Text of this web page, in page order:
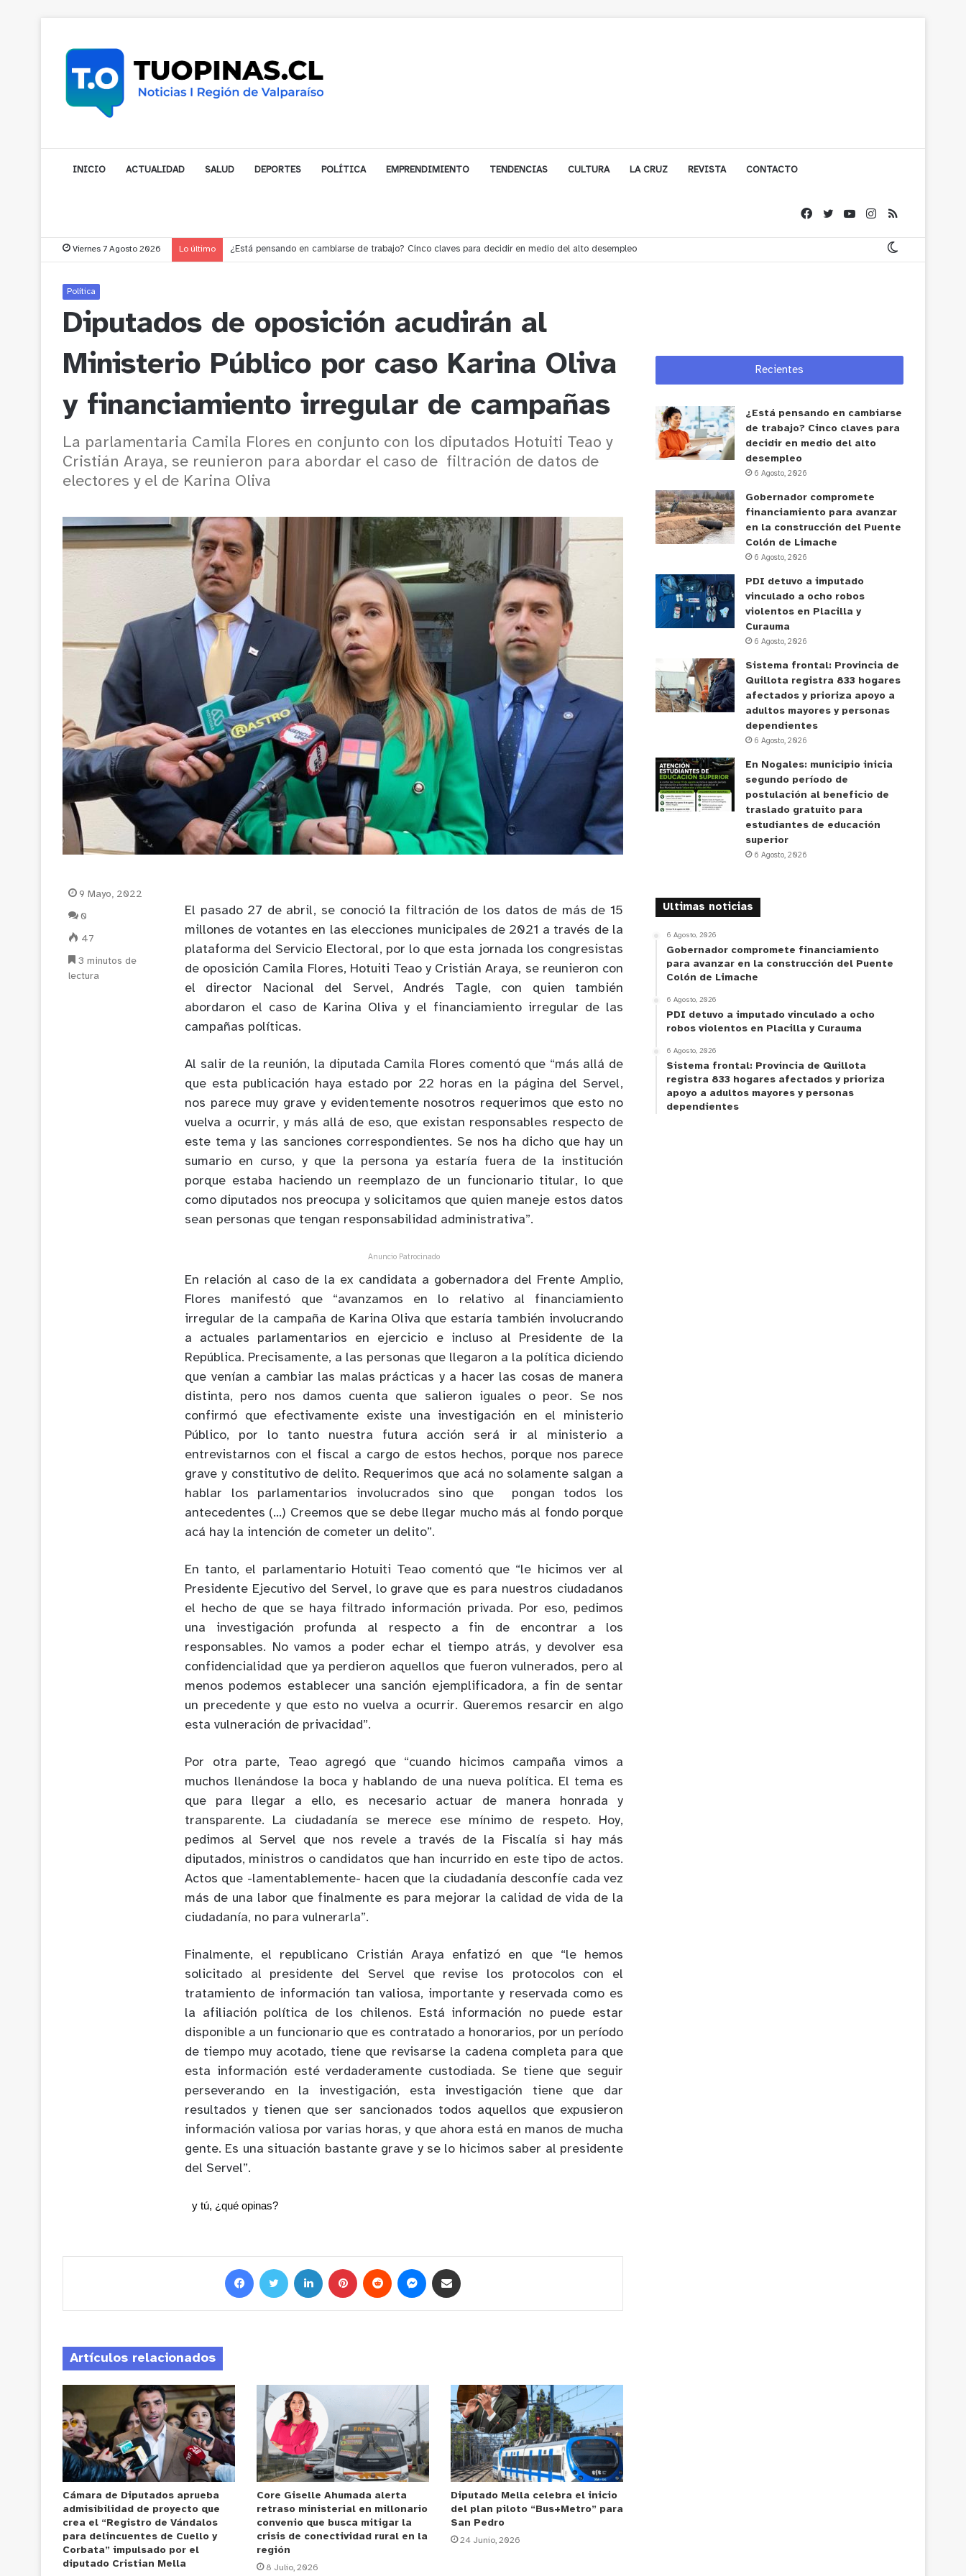
INICIO ACTUALIDAD SALUD DEPORTES POLÍTICA EMPRENDIMIENTO TENDENCIAS CULTURA LA CRUZ REVISTA CONTACTO
Viernes 7 Agosto 2026 Lo último Gobernador compromete financiamiento para avanzar en la construcción del Puente Colón de Limache
Política
Diputados de oposición acudirán al
Ministerio Público por caso Karina Oliva
y financiamiento irregular de campañas
La parlamentaria Camila Flores en conjunto con los diputados Hotuiti Teao y
Cristián Araya, se reunieron para abordar el caso de filtración de datos de
electores y el de Karina Oliva
El pasado 27 de abril, se conoció la filtración de los datos de más de 15
millones de votantes en las elecciones municipales de 2021 a través de la
plataforma del Servicio Electoral, por lo que esta jornada los congresistas
de oposición Camila Flores, Hotuiti Teao y Cristián Araya, se reunieron con
el director Nacional del Servel, Andrés Tagle, con quien también
abordaron el caso de Karina Oliva y el financiamiento irregular de las
campañas políticas.
Al salir de la reunión, la diputada Camila Flores comentó que “más allá de
que esta publicación haya estado por 22 horas en la página del Servel,
nos parece muy grave y evidentemente nosotros requerimos que esto no
vuelva a ocurrir, y más allá de eso, que existan responsables respecto de
este tema y las sanciones correspondientes. Se nos ha dicho que hay un
sumario en curso, y que la persona ya estaría fuera de la institución
porque estaba haciendo un reemplazo de un funcionario titular, lo que
como diputados nos preocupa y solicitamos que quien maneje estos datos
sean personas que tengan responsabilidad administrativa”.
Anuncio Patrocinado
En relación al caso de la ex candidata a gobernadora del Frente Amplio,
Flores manifestó que “avanzamos en lo relativo al financiamiento
irregular de la campaña de Karina Oliva que estaría también involucrando
a actuales parlamentarios en ejercicio e incluso al Presidente de la
República. Precisamente, a las personas que llegaron a la política diciendo
que venían a cambiar las malas prácticas y a hacer las cosas de manera
distinta, pero nos damos cuenta que salieron iguales o peor. Se nos
confirmó que efectivamente existe una investigación en el ministerio
Público, por lo tanto nuestra futura acción será ir al ministerio a
entrevistarnos con el fiscal a cargo de estos hechos, porque nos parece
grave y constitutivo de delito. Requerimos que acá no solamente salgan a
hablar los parlamentarios involucrados sino que
pongan todos los
antecedentes (…) Creemos que se debe llegar mucho más al fondo porque
acá hay la intención de cometer un delito”.
En tanto, el parlamentario Hotuiti Teao comentó que “le hicimos ver al
Presidente Ejecutivo del Servel, lo grave que es para nuestros ciudadanos
el hecho de que se haya filtrado información privada. Por eso, pedimos
una investigación profunda al respecto a fin de encontrar a los
responsables. No vamos a poder echar el tiempo atrás, y devolver esa
confidencialidad que ya perdieron aquellos que fueron vulnerados, pero al
menos podemos establecer una sanción ejemplificadora, a fin de sentar
un precedente y que esto no vuelva a ocurrir. Queremos resarcir en algo
esta vulneración de privacidad”.
Por otra parte, Teao agregó que “cuando hicimos campaña vimos a
muchos llenándose la boca y hablando de una nueva política. El tema es
que para llegar a ello, es necesario actuar de manera honrada y
transparente. La ciudadanía se merece ese mínimo de respeto. Hoy,
pedimos al Servel que nos revele a través de la Fiscalía si hay más
diputados, ministros o candidatos que han incurrido en este tipo de actos.
Actos que -lamentablemente- hacen que la ciudadanía desconfíe cada vez
más de una labor que finalmente es para mejorar la calidad de vida de la
ciudadanía, no para vulnerarla”.
Finalmente, el republicano Cristián Araya enfatizó en que “le hemos
solicitado al presidente del Servel que revise los protocolos con el
tratamiento de información tan valiosa, importante y reservada como es
la afiliación política de los chilenos. Está información no puede estar
disponible a un funcionario que es contratado a honorarios, por un período
de tiempo muy acotado, tiene que revisarse la cadena completa para que
esta información esté verdaderamente custodiada. Se tiene que seguir
perseverando en la investigación, esta investigación tiene que dar
resultados y tienen que ser sancionados todos aquellos que expusieron
información valiosa por varias horas, y que ahora está en manos de mucha
gente. Es una situación bastante grave y se lo hicimos saber al presidente
del Servel”.
y tú, ¿qué opinas?
9 Mayo, 2022
0
47
3 minutos de
lectura
Artículos relacionados
Cámara de Diputados aprueba
admisibilidad de proyecto que
crea el “Registro de Vándalos
para delincuentes de Cuello y
Corbata” impulsado por el
diputado Cristian Mella
Core Giselle Ahumada alerta
retraso ministerial en millonario
convenio que busca mitigar la
crisis de conectividad rural en la
región
8 Julio, 2026
Diputado Mella celebra el inicio
del plan piloto “Bus+Metro” para
San Pedro
24 Junio, 2026
Recientes
¿Está pensando en cambiarse
de trabajo? Cinco claves para
decidir en medio del alto
desempleo
6 Agosto, 2026
Gobernador compromete
financiamiento para avanzar
en la construcción del Puente
Colón de Limache
6 Agosto, 2026
PDI detuvo a imputado
vinculado a ocho robos
violentos en Placilla y
Curauma
6 Agosto, 2026
Sistema frontal: Provincia de
Quillota registra 833 hogares
afectados y prioriza apoyo a
adultos mayores y personas
dependientes
6 Agosto, 2026
En Nogales: municipio inicia
segundo período de
postulación al beneficio de
traslado gratuito para
estudiantes de educación
superior
6 Agosto, 2026
Ultimas noticias
6 Agosto, 2026
Gobernador compromete financiamiento
para avanzar en la construcción del Puente
Colón de Limache
6 Agosto, 2026
PDI detuvo a imputado vinculado a ocho
robos violentos en Placilla y Curauma
6 Agosto, 2026
Sistema frontal: Provincia de Quillota
registra 833 hogares afectados y prioriza
apoyo a adultos mayores y personas
dependientes